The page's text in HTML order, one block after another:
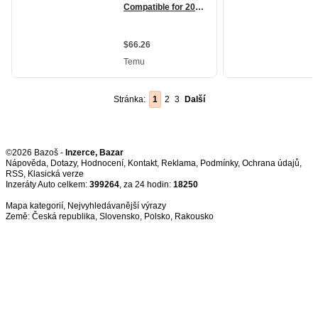
Stránka: 1 2 3 Další
©2026 Bazoš - Inzerce, Bazar
Nápověda, Dotazy, Hodnocení, Kontakt, Reklama, Podmínky, Ochrana údajů,
RSS,
Inzeráty Auto celkem: 399264, za 24 hodin: 18250
Mapa kategorií, Nejvyhledávanější výrazy
Země: Česká republika, Slovensko, Polsko, Rakousko